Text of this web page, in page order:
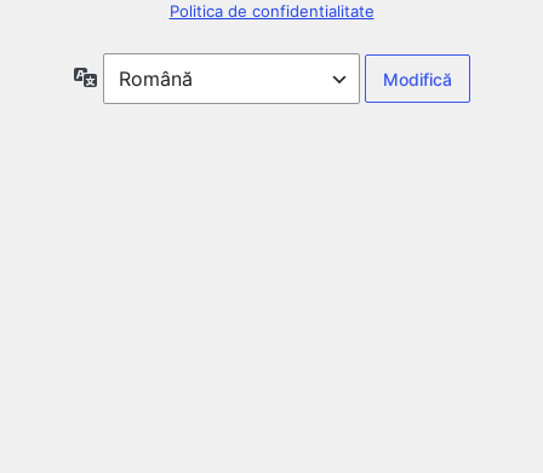
Politica de confidentialitate
Limbă